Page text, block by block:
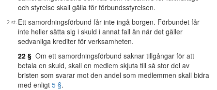
och styrelse skall gälla för förbundsstyrelsen.
Ett samordningsförbund får inte ingå borgen. Förbundet får
inte heller sätta sig i skuld i annat fall än när det gäller
sedvanliga krediter för verksamheten.
22 § Om ett samordningsförbund saknar tillgångar för att
betala en skuld, skall en medlem skjuta till så stor del av
bristen som svarar mot den andel som medlemmen skall bidra
med enligt 5 §.